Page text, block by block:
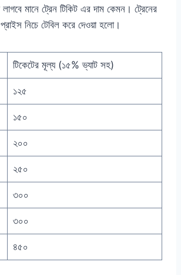
মানে ট্রেন টিকিট এর দাম কেমন। ট্রেনের
নিচে টেবিল করে দেওয়া হলো।
টিকেটের মূল্য (১৫% ভ্যাট সহ)
১২৫
১৫০
২০০
২৫০
৩০০
৩০০
৪৫০